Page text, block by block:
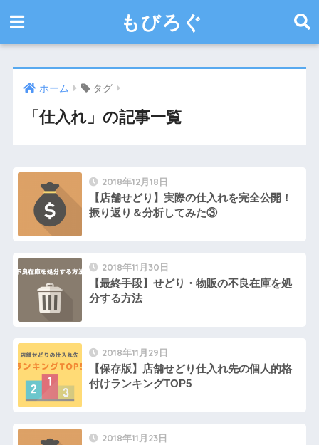
もびろぐ
ホーム タグ
「仕入れ」の記事一覧
2018年12月18日
【店舗せどり】実際の仕入れを完全公開！
振り返り＆分析してみた③
2018年11月30日
【最終手段】せどり・物販の不良在庫を処
分する方法
2018年11月29日
【保存版】店舗せどり仕入れ先の個人的格
付けランキングTOP5
2018年11月23日